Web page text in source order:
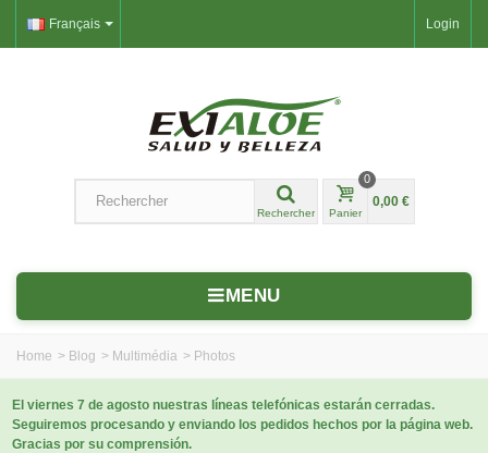
Login
Français
Rechercher Panier
0
0,00 €
MENU
Home > Blog > Multimédia > Photos
El viernes 7 de agosto nuestras líneas telefónicas estarán cerradas.
Seguiremos procesando y enviando los pedidos hechos por la página web.
Gracias por su comprensión.